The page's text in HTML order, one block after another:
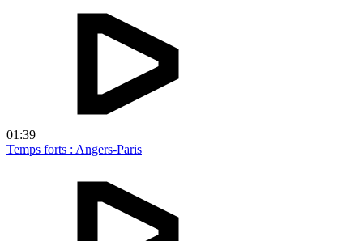
01:39
Temps forts : Angers-Paris